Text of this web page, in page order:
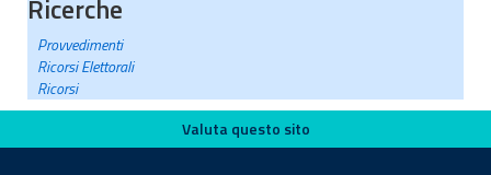
Ricerche
Provvedimenti
Ricorsi Elettorali
Ricorsi
Valuta questo sito
Valuta questo sito